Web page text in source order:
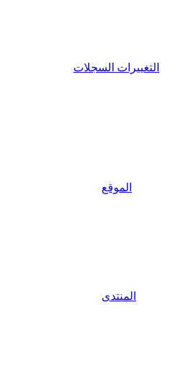
التغييرات السجلات
الموقع
المنتدى